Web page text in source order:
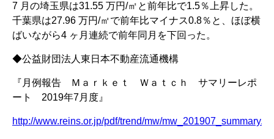
7 月の埼玉県は31.55 万円/㎡と前年比で1.5％上昇した。
千葉県は27.96 万円/㎡で前年比マイナス0.8％と、ほぼ横
ばいながら4 ヶ月連続で前年同月を下回った。
◆公益財団法人東日本不動産流通機構
『月例報告 Ｍａｒｋｅｔ Ｗａｔｃｈ サマリーレポ
ート 2019年7月度』
http://www.reins.or.jp/pdf/trend/mw/